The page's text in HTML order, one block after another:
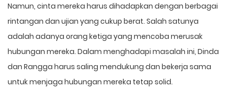
Namun, cinta mereka harus dihadapkan dengan berbagai
rintangan dan ujian yang cukup berat. Salah satunya
adalah adanya orang ketiga yang mencoba merusak
hubungan mereka. Dalam menghadapi masalah ini, Dinda
dan Rangga harus saling mendukung dan bekerja sama
untuk menjaga hubungan mereka tetap solid.